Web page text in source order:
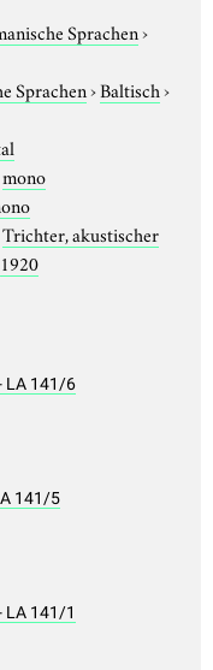
Sprachen›
Sprachen›Baltisch›
mono
Trichter, akustischer
1920
LA 141/6
141/5
LA 141/1